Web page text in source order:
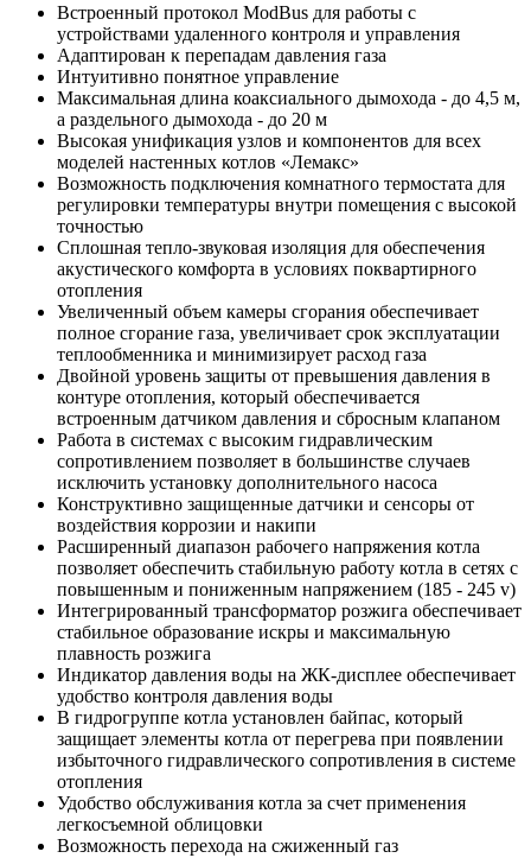
Встроенный протокол ModBus для работы с
устройствами удаленного контроля и управления
Адаптирован к перепадам давления газа
Интуитивно понятное управление
Максимальная длина коаксиального дымохода - до 4,5 м,
а раздельного дымохода - до 20 м
Высокая унификация узлов и компонентов для всех
моделей настенных котлов «Лемакс»
Возможность подключения комнатного термостата для
регулировки температуры внутри помещения с высокой
точностью
Сплошная тепло-звуковая изоляция для обеспечения
акустического комфорта в условиях поквартирного
отопления
Увеличенный объем камеры сгорания обеспечивает
полное сгорание газа, увеличивает срок эксплуатации
теплообменника и минимизирует расход газа
Двойной уровень защиты от превышения давления в
контуре отопления, который обеспечивается
встроенным датчиком давления и сбросным клапаном
Работа в системах с высоким гидравлическим
сопротивлением позволяет в большинстве случаев
исключить установку дополнительного насоса
Конструктивно защищенные датчики и сенсоры от
воздействия коррозии и накипи
Расширенный диапазон рабочего напряжения котла
позволяет обеспечить стабильную работу котла в сетях с
повышенным и пониженным напряжением (185 - 245 v)
Интегрированный трансформатор розжига обеспечивает
стабильное образование искры и максимальную
плавность розжига
Индикатор давления воды на ЖК-дисплее обеспечивает
удобство контроля давления воды
В гидрогруппе котла установлен байпас, который
защищает элементы котла от перегрева при появлении
избыточного гидравлического сопротивления в системе
отопления
Удобство обслуживания котла за счет применения
легкосъемной облицовки
Возможность перехода на сжиженный газ